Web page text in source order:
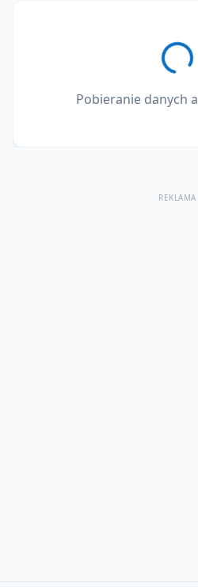
Pobieranie danych
REKLAMA